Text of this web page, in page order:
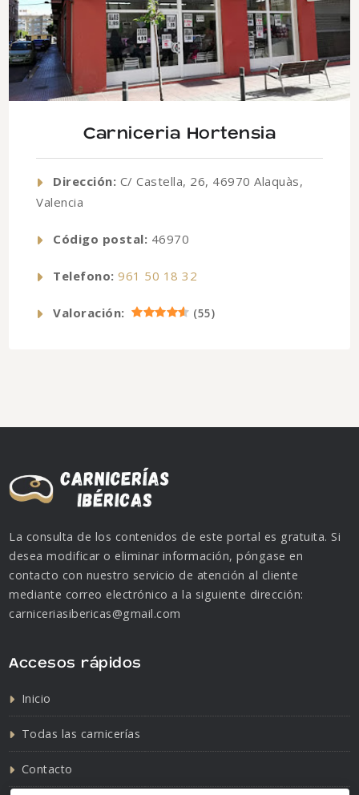
Carniceria Hortensia
Dirección: C/ Castella, 26, 46970 Alaquàs,
Valencia
Código postal: 46970
Telefono: 961 50 18 32
Valoración: (55)
La consulta de los contenidos de este portal es gratuita. Si
desea modificar o eliminar información, póngase en
contacto con nuestro servicio de atención al cliente
mediante correo electrónico a la siguiente dirección:
carniceriasibericas@gmail.com
Accesos rápidos
Inicio
Todas las carnicerías
Contacto